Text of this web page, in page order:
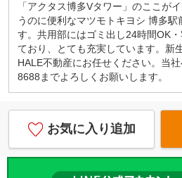
「アクタス博多Vタワー」のここが
うのに便利なマツモトキヨシ 博多
す。共用部にはゴミ出し24時間OK
ており、とても充実しています。新
HALE不動産にお任せください。当
8688までよろしくお願いします。
お気に入り追加